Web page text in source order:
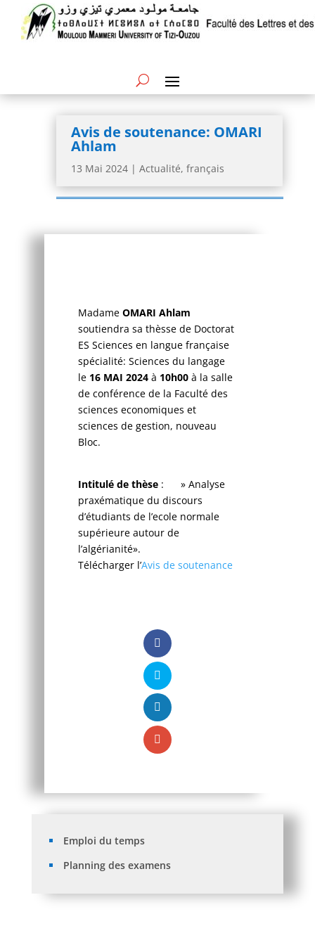
Avis de soutenance: OMARI
Ahlam
13 Mai 2024| Actualité, français
Madame OMARI Ahlam
soutiendra sa thèsse de Doctorat
ES Sciences en langue française
spécialité: Sciences du langage
le 16 MAI 2024à 10h00à la salle
de conférence de la Faculté des
sciences economiques et
sciences de gestion, nouveau
Bloc.
Intitulé de thèse: » Analyse
praxématique du discours
d’étudiants de l’ecole normale
supérieure autour de
l’algérianité».
Télécharger l’Avis de soutenance
Emploi du temps
Planning des examens